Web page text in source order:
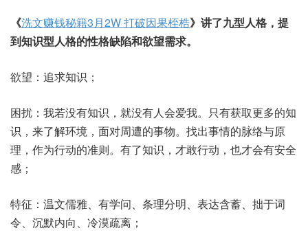
《洗文赚钱秘籍3月2W 打破因果桎梏》讲了九型人格，提
到知识型人格的性格缺陷和欲望需求。
欲望：追求知识；
困扰：我若没有知识，就没有人会爱我。只有获取更多的知
识，来了解环境，面对周遭的事物。找出事情的脉络与原
理，作为行动的准则。有了知识，才敢行动，也才会有安全
感；
特征：温文儒雅、有学问、条理分明、表达含蓄、拙于词
令、沉默内向、冷漠疏离；